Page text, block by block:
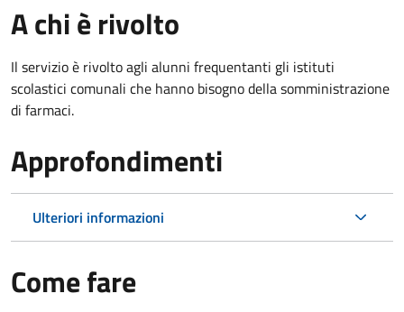
A chi è rivolto
Il servizio è rivolto agli alunni frequentanti gli istituti
scolastici comunali che hanno bisogno della somministrazione
di farmaci.
Approfondimenti
Ulteriori informazioni
Come fare